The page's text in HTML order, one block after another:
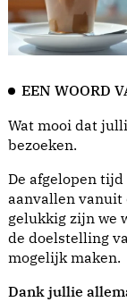
EEN WOORD
Wat mooi dat
bezoeken.
De afgelopen
aanvallen vanuit
gelukkig zijn we
de doelstelling
mogelijk maken.
Dank jullie